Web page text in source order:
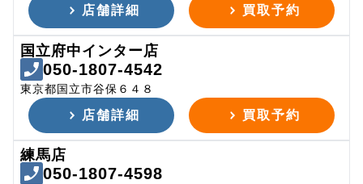
店舗詳細 買取予約
国立府中インター店
050-1807-4542
東京都国立市谷保６４８
店舗詳細 買取予約
練馬店
050-1807-4598